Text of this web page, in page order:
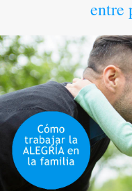
entre